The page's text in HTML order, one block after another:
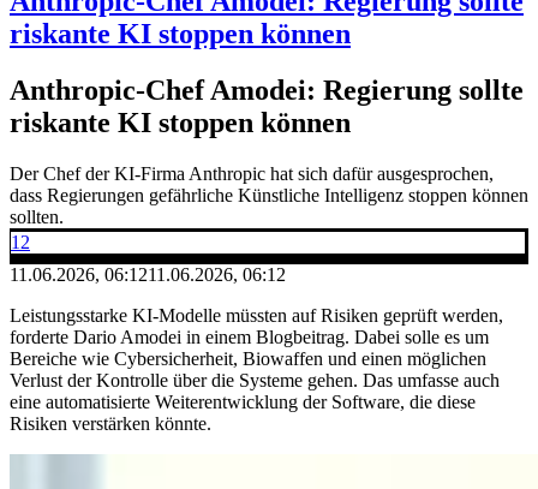
riskante KI stoppen können
Anthropic-Chef Amodei: Regierung sollte
riskante KI stoppen können
Der Chef der KI-Firma Anthropic hat sich dafür ausgesprochen,
dass Regierungen gefährliche Künstliche Intelligenz stoppen können
sollten.
12
11.06.2026, 06:1211.06.2026, 06:12
Leistungsstarke KI-Modelle müssten auf Risiken geprüft werden,
forderte Dario Amodei in einem Blogbeitrag. Dabei solle es um
Bereiche wie Cybersicherheit, Biowaffen und einen möglichen
Verlust der Kontrolle über die Systeme gehen. Das umfasse auch
eine automatisierte Weiterentwicklung der Software, die diese
Risiken verstärken könnte.